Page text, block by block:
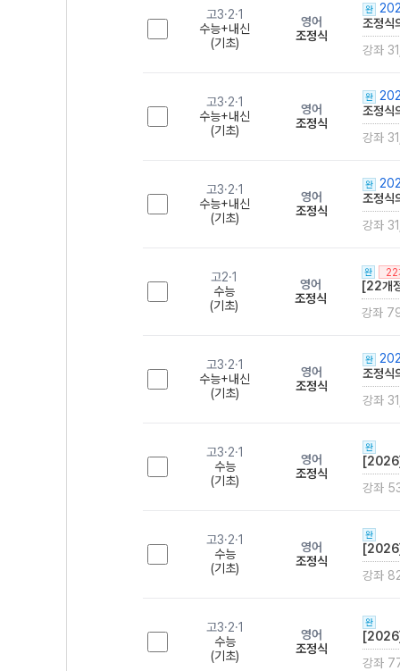
고3·2·1
수능+내신
(기초)
영어
조정식
완
조정
강좌
고3·2·1
수능+내신
(기초)
영어
조정식
완
조정
강좌
고3·2·1
수능+내신
(기초)
영어
조정식
완
조정
강좌
고2·1
수능
(기초)
영어
조정식
완 22
[22개
강좌
고3·2·1
수능+내신
(기초)
영어
조정식
완
조정
강좌
고3·2·1
수능
(기초)
영어
조정식
완
[2026]
강좌
고3·2·1
수능
(기초)
영어
조정식
완
[2026]
강좌
고3·2·1
수능
(기초)
영어
조정식
완
[2026]
강좌